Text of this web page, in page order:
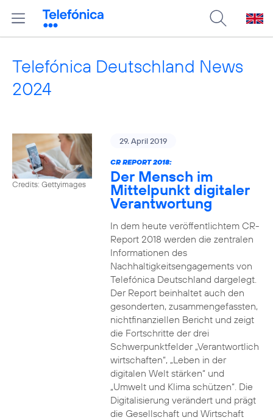
Telefónica Deutschland News
2024
Credits: Gettyimages
29. April 2019
CR REPORT 2018:
Der Mensch im
Mittelpunkt digitaler
Verantwortung
In dem heute veröffentlichtem CR-
Report 2018 werden die zentralen
Informationen des
Nachhaltigkeitsengagements von
Telefónica Deutschland dargelegt.
Der Report beinhaltet auch den
gesonderten, zusammengefassten,
nichtfinanziellen Bericht und zeigt
die Fortschritte der drei
Schwerpunktfelder „Verantwortlich
wirtschaften“, „Leben in der
digitalen Welt stärken“ und
„Umwelt und Klima schützen“. Die
Digitalisierung verändert und prägt
die Gesellschaft und Wirtschaft